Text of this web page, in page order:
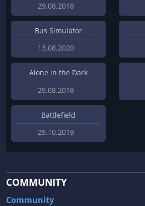
29.08.2018
Bus Simulator
13.08.2020
Alone in the Dark
29.08.2018
Battlefield
29.10.2019
COMMUNITY
Community